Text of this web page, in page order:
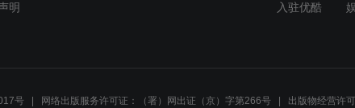
明 入驻优酷
号 网络出版服务许可证：（署）网出证（京）字第266号 出版物经营许